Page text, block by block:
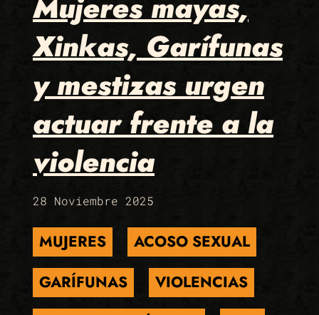
Xinkas, Garífunas
y mestizas urgen
actuar frente a la
violencia
28 Noviembre 2025
MUJERES
ACOSO SEXUAL
GARÍFUNAS
VIOLENCIAS